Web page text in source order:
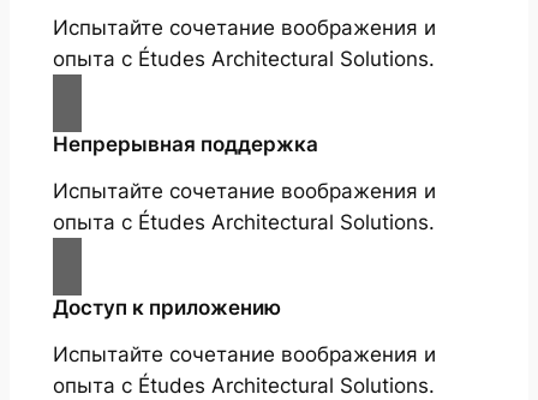
Испытайте сочетание воображения и
опыта с Études Architectural Solutions.
Непрерывная поддержка
Испытайте сочетание воображения и
опыта с Études Architectural Solutions.
Доступ к приложению
Испытайте сочетание воображения и
опыта с Études Architectural Solutions.